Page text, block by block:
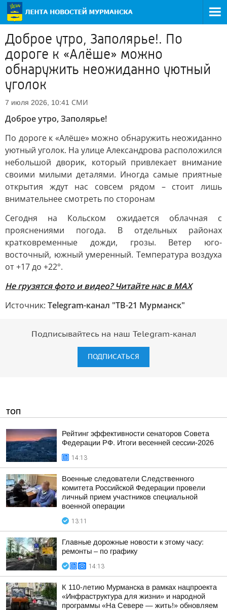
Доброе утро, Заполярье!. По
дороге к «Алёше» можно
обнаружить неожиданно уютный
уголок
7 июля 2026, 10:41 СМИ
Доброе утро, Заполярье!
По дороге к «Алёше» можно обнаружить неожиданно
уютный уголок. На улице Александрова расположился
небольшой дворик, который привлекает внимание
своими милыми деталями. Иногда самые приятные
открытия ждут нас совсем рядом – стоит лишь
внимательнее смотреть по сторонам
Сегодня на Кольском ожидается облачная с
прояснениями погода. В отдельных районах
кратковременные дожди, грозы. Ветер юго-
восточный, южный умеренный. Температура воздуха
от +17 до +22°.
Не грузятся фото и видео? Читайте нас в MAX
Источник: Telegram-канал "ТВ-21 Мурманск"
Подписывайтесь на наш Telegram-канал
ПОДПИСАТЬСЯ
ТОП
Рейтинг эффективности сенаторов Совета
Федерации РФ. Итоги весенней сессии-2026
14:13
Военные следователи Следственного
комитета Российской Федерации провели
личный прием участников специальной
военной операции
13:11
Главные дорожные новости к этому часу:
ремонты – по графику
14:13
К 110-летию Мурманска в рамках нацпроекта
«Инфраструктура для жизни» и народной
программы «На Севере — жить!» обновляем